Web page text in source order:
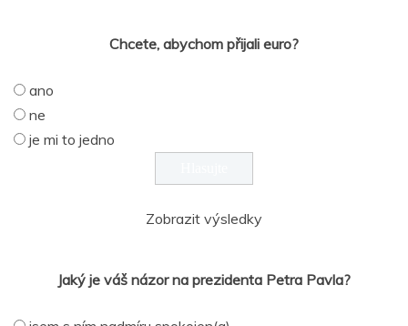
Chcete, abychom přijali euro?
ano
ne
je mi to jedno
Zobrazit výsledky
Jaký je váš názor na prezidenta Petra Pavla?